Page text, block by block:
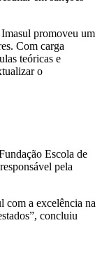
promoveu um
Com carga
teóricas e
o
Escola de
pela
com a excelência na
concluiu